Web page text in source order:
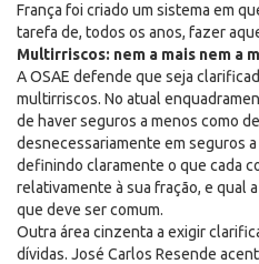
França foi criado um sistema em
tarefa de, todos os anos, fazer
Multirriscos: nem a mais nem a
A OSAE defende que seja
multirriscos. No atual
de haver seguros a menos como
desnecessariamente em seguros
definindo claramente o que cada
relativamente à sua fração, e qual
que deve ser comum.
Outra área cinzenta a exigir
dívidas. José Carlos Resende